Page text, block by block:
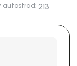
autostrad: 213